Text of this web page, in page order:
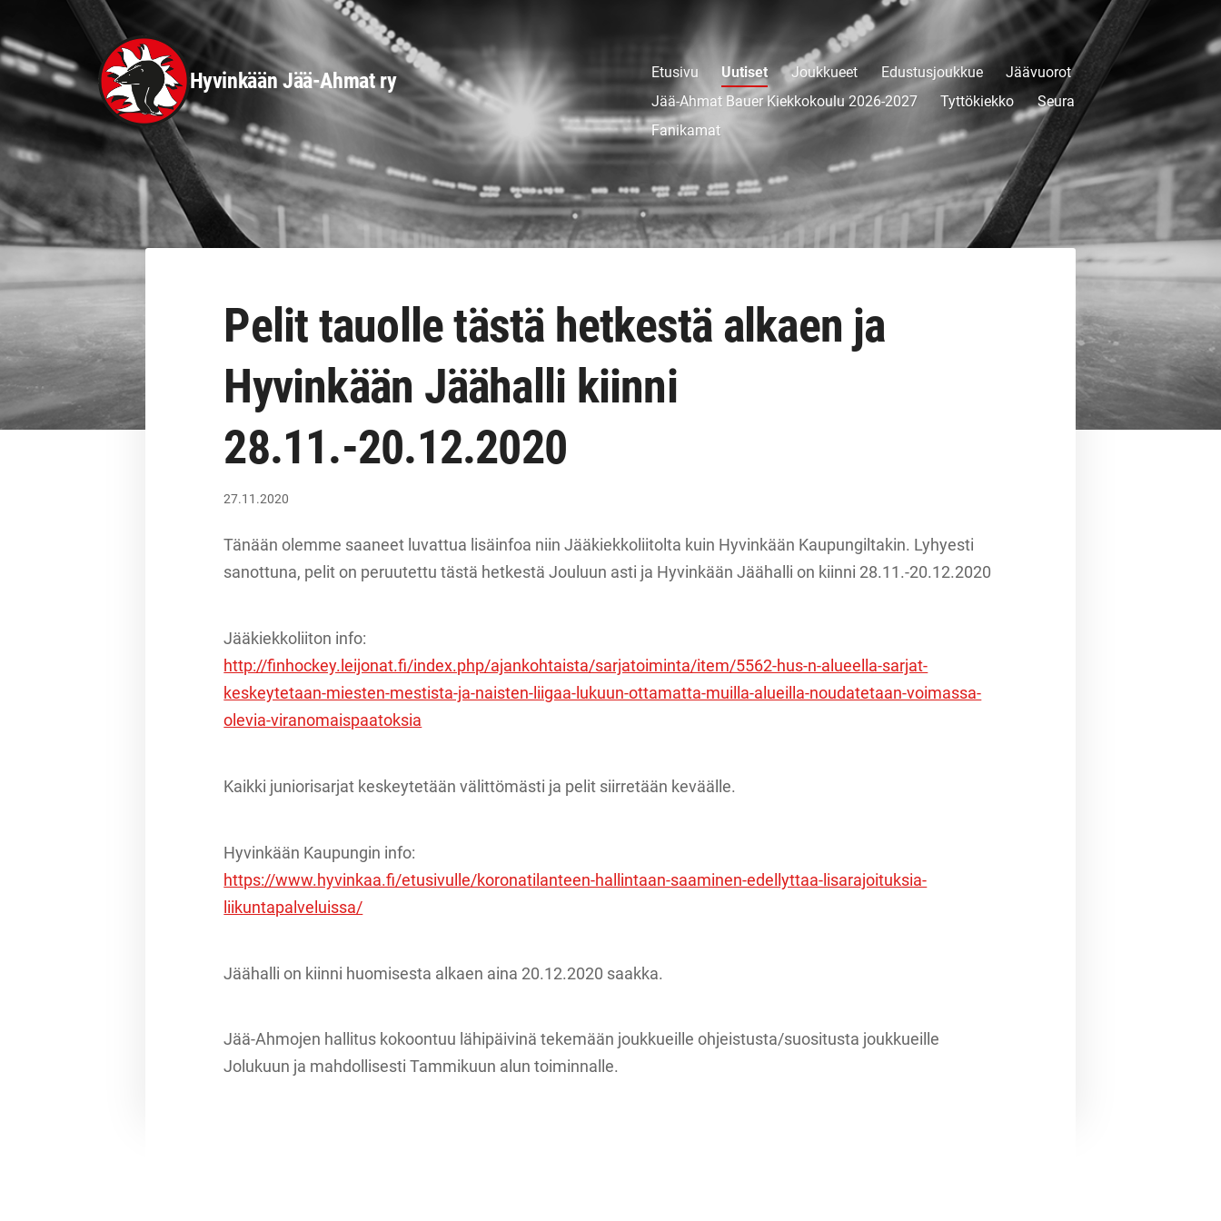
sivun
sisältöön
Hyvinkään Jää-Ahmat ry Etusivu Uutiset Joukkueet Edustusjoukkue
Jäävuorot
Jää-Ahmat Bauer Kiekkokoulu 2026-2027
Tyttökiekko
Seura
Fanikamat
Pelit tauolle tästä hetkestä alkaen ja
Hyvinkään Jäähalli kiinni
28.11.-20.12.2020
27.11.2020
Tänään olemme saaneet luvattua lisäinfoa niin Jääkiekkoliitolta kuin Hyvinkään Kaupungiltakin. Lyhyesti
sanottuna, pelit on peruutettu tästä hetkestä Jouluun asti ja Hyvinkään Jäähalli on kiinni 28.11.-20.12.2020
Jääkiekkoliiton info:
http://finhockey.leijonat.fi/index.php/ajankohtaista/sarjatoiminta/item/5562-hus-n-alueella-sarjat-
keskeytetaan-miesten-mestista-ja-naisten-liigaa-lukuun-ottamatta-muilla-alueilla-noudatetaan-voimassa-
olevia-viranomaispaatoksia
Kaikki juniorisarjat keskeytetään välittömästi ja pelit siirretään keväälle.
Hyvinkään Kaupungin info:
https://www.hyvinkaa.fi/etusivulle/koronatilanteen-hallintaan-saaminen-edellyttaa-lisarajoituksia-
liikuntapalveluissa/
Jäähalli on kiinni huomisesta alkaen aina 20.12.2020 saakka.
Jää-Ahmojen hallitus kokoontuu lähipäivinä tekemään joukkueille ohjeistusta/suositusta joukkueille
Jolukuun ja mahdollisesti Tammikuun alun toiminnalle.